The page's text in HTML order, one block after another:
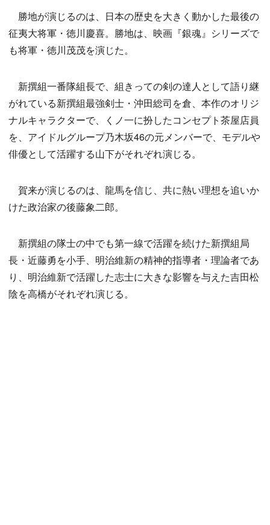
勝地が演じるのは、日本の歴史を大きく動かした最後の
征夷大将軍・徳川慶喜。勝地は、映画『銀魂』シリーズで
も将軍・徳川茂茂を演じた。
新撰組一番隊組長で、組きっての剣の達人として語り継
がれている新撰組最強剣士・沖田総司を倉、本作のオリジ
ナルキャラクターで、くノ一に扮したコンセプト茶屋店員
を、アイドルグループ乃木坂46の元メンバーで、モデルや
俳優として活躍する山下がそれぞれ演じる。
賀来が演じるのは、龍馬を信じ、共に熱い理想を追いか
けた政治家の後藤象二郎。
新撰組の隊士の中でも第一線で活躍を続けた新撰組局
長・近藤勇を小手、明治維新の精神的指導者・理論者であ
り、明治維新で活躍した志士に大きな影響を与えた吉田松
陰を高橋がそれぞれ演じる。